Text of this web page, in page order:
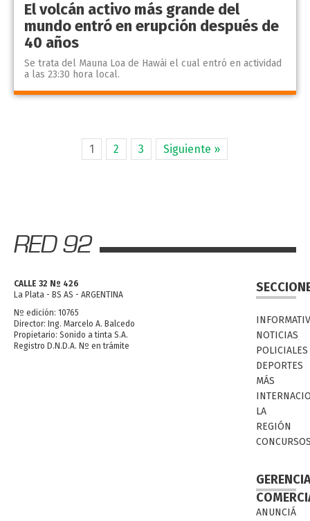
El volcán activo más grande del
mundo entró en erupción después de
40 años
Se trata del Mauna Loa de Hawái el cual entró en actividad
a las 23:30 hora local.
1 2 3 Siguiente »
CALLE 32 Nº 426
La Plata - BS AS - ARGENTINA
Nº edición: 10765
Director: Ing. Marcelo A. Balcedo
Propietario: Sonido a tinta S.A.
Registro D.N.D.A. Nº en trámite
NOTICIAS
POLICIALES
DEPORTES
MÁS
LA
REGIÓN
ANUNCIÁ